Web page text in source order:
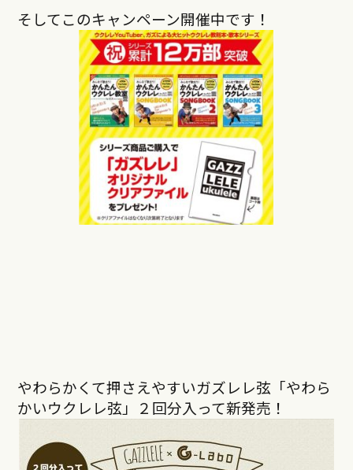
そしてこのキャンペーン開催中です！
やわらかくて押さえやすいガズレレ弦「やわら
かいウクレレ弦」２回分入って新発売！